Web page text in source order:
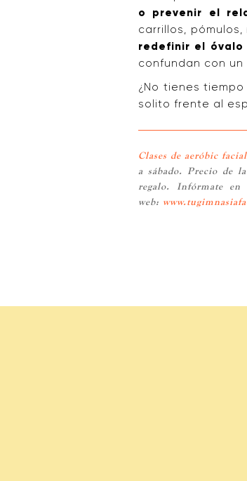
o prevenir el
carrillos,
redefinir el óvalo
confundan con un
¿No tienes
solito frente al
Clases de aeróbic
a sábado. Precio de
regalo. Infórmate en
web: